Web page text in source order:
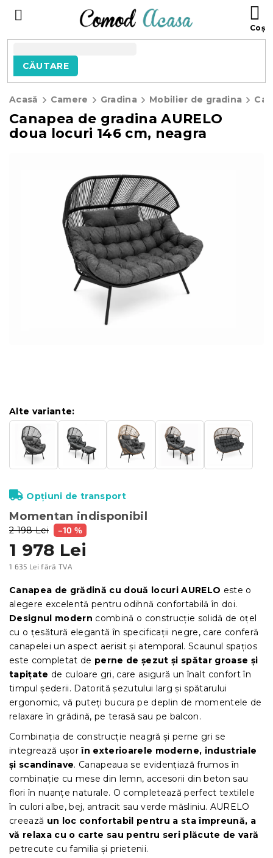
CĂUTARE
Acasă Camere Gradina Mobilier de gradina
Canapea de gradina AURELO
doua locuri 146 cm, neagra
2 198 Lei –10 %
1 978 Lei
1 635 Lei fără TVA
preţ:
Momentan indisponibil
Alte variante:
Opțiuni de transport
Canapea de grădină cu două locuri AURELO este o
alegere excelentă pentru odihnă confortabilă în doi.
Designul modern combină o construcție solidă de oțel
cu o țesătură elegantă în specificații negre, care conferă
canapelei un aspect aerisit și atemporal. Scaunul spațios
este completat de perne de șezut și spătar groase și
tapițate de culoare gri, care asigură un înalt confort în
timpul șederii. Datorită șezutului larg și spătarului
ergonomic, vă puteți bucura pe deplin de momentele de
relaxare în grădină, pe terasă sau pe balcon.
Combinația de construcție neagră și perne gri se
integrează ușorîn exterioarele moderne, industriale
și scandinave. Canapeaua se evidențiază frumos în
combinație cu mese din lemn, accesorii din beton sau
flori în nuanțe naturale. O completează perfect textilele
în culori albe, bej, antracit sau verde măsliniu. AURELO
creează un loc confortabil pentru a sta împreună, a
vă relaxa cu o carte sau pentru seri plăcute de vară
petrecute cu familia și prietenii.